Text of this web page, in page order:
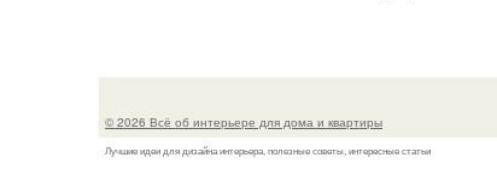
© 2026 Всё об интерьере для дома и квартиры
Лучшие идеи для дизайна интерьера, полезные советы, интересные статьи